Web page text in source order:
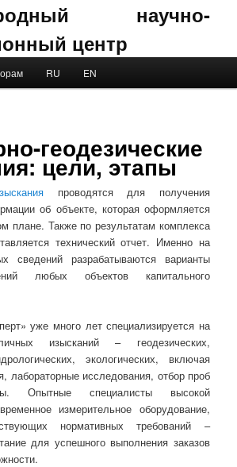
научно-
центр
RU EN
геодезические
цели, этапы
проводятся для получения
об объекте, которая оформляется
плане. Также по результатам комплекса
технический отчет. Именно на
сведений разрабатываются варианты
любых объектов капитального
уже много лет специализируется на
изысканий – геодезических,
экологических, включая
лабораторные исследования, отбор проб
Опытные специалисты высокой
измерительное оборудование,
нормативных требований –
для успешного выполнения заказов